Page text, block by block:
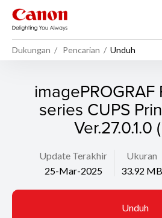
Dukungan Pencarian Unduh
imagePROGRAF
series CUPS
Ver.27.0.1.0
Update Terakhir
25-Mar-2025
Ukuran
33.92 MB
Unduh